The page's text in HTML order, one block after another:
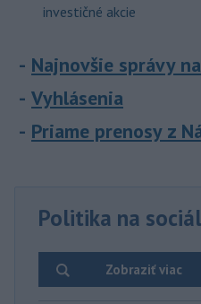
investičné akcie
Najnovšie správy
Vyhlásenia
Priame prenosy z
Politika na
Zobraziť viac